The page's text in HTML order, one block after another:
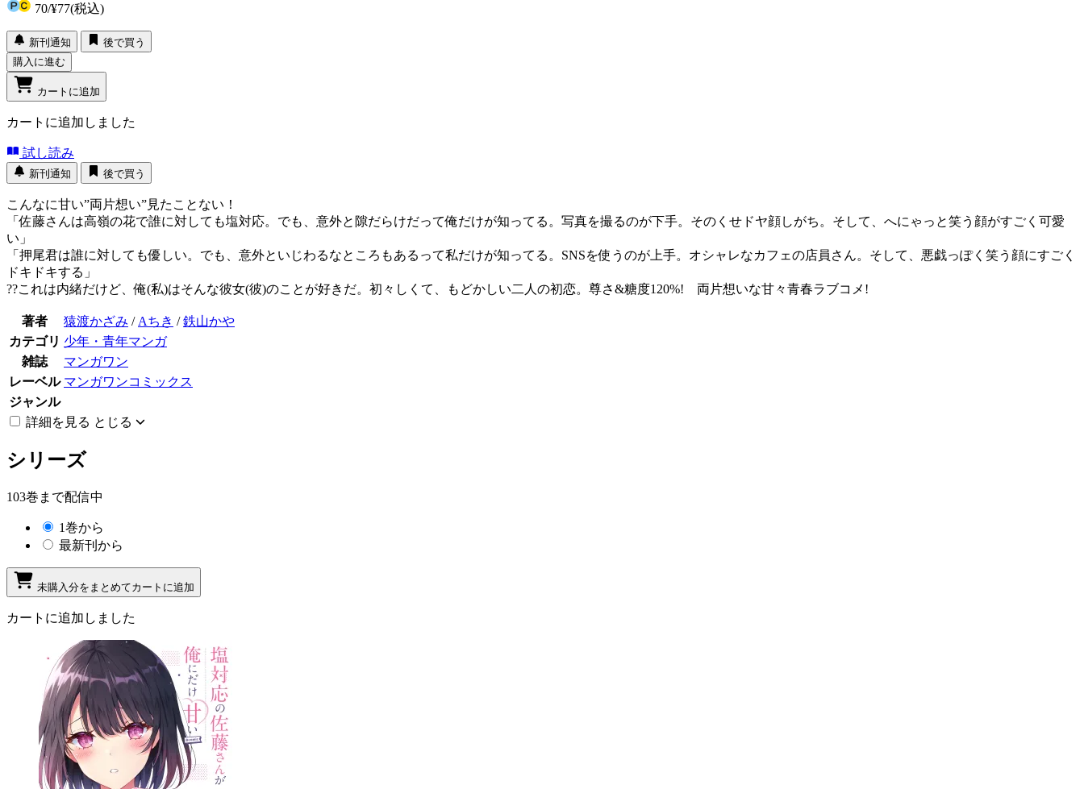
70/¥77(税込)
新刊通知
後で買う
購入に進む
カートに追加
カートに追加しました
試し読み
新刊通知 後で買う
こんなに甘い”両片想い”見たことない！
「佐藤さんは高嶺の花で誰に対しても塩対応。でも、意外と隙だらけだって俺だけが知ってる。写真を撮るのが下手。そのくせドヤ顔しがち。そして、へにゃっと笑う顔がすごく可愛
い」
「押尾君は誰に対しても優しい。でも、意外といじわるなところもあるって私だけが知ってる。SNSを使うのが上手。オシャレなカフェの店員さん。そして、悪戯っぽく笑う顔にすごく
ドキドキする」
??これは内緒だけど、俺(私)はそんな彼女(彼)のことが好きだ。初々しくて、もどかしい二人の初恋。尊さ&糖度120%! 両片想いな甘々青春ラブコメ!
著者 猿渡かざみ / Aちき /鉄山かや
カテゴリ 少年・青年マンガ
雑誌
マンガワン
レーベル マンガワンコミックス
ジャンル
詳細を見る とじる
シリーズ
103巻まで配信中
1巻から
最新刊から
未購入分をまとめてカートに追加
カートに追加しました